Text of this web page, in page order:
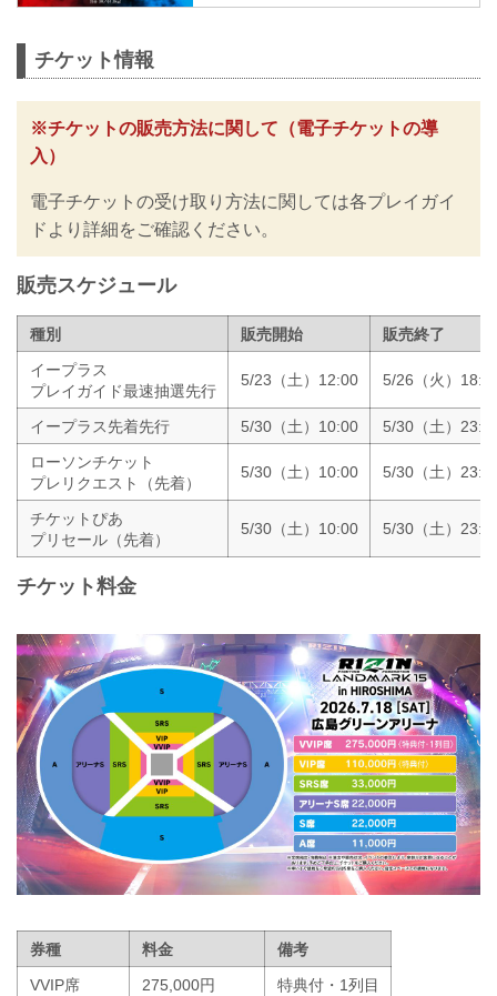
ジョニー・ケース vs. 天弥
RIZIN MMAルール：5分3R（71.0kg）
ジョニー・ケース vs. 天弥
篠塚辰樹 vs. イ・ジェフン
芝宏二郎 vs. 遥心
RIZINキックボクシングルール：3分
チケット情報
※チケットの販売方法に関して（電子チケットの導
入）
電子チケットの受け取り方法に関しては各プレイガイ
ドより詳細をご確認ください。
販売スケジュール
種別 販売開始
販売終了
イープラス
プレイガイド最速抽選先行
5/23（土）12:00 5/26（火）
イープラス先着先行 5/30（土）10:00
5/30（土）
ローソンチケット
プレリクエスト（先着）
5/30（土）10:00 5/30（土）
チケットぴあ
プリセール（先着）
5/30（土）10:00 5/30（土）
チケット料金
券種 料金
備考
VVIP席
275,000円
特典付・1列目